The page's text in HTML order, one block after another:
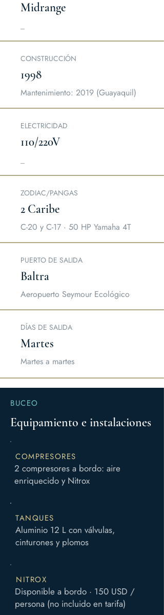
Midrange
CONSTRUCCIÓN
1998
Mantenimiento: 2019 (Guayaquil)
ELECTRICIDAD
110/220V
ZODIAC/PANGAS
2 Caribe
C-20 y C-17 · 50 HP Yamaha 4T
PUERTO DE SALIDA
Baltra
Aeropuerto Seymour Ecológico
DÍAS DE SALIDA
Martes
Martes a martes
BUCEO
Equipamiento e instalaciones
COMPRESORES
2 compresores a bordo: aire
enriquecido y Nitrox
TANQUES
Aluminio 12 L con válvulas,
cinturones y plomos
NITROX
Disponible a bordo · 150 USD /
persona (no incluido en tarifa)